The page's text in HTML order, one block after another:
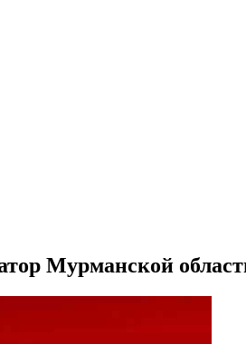
Мурманской